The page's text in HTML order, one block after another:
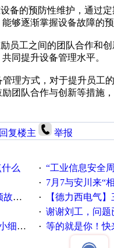
备的预防性维护，通过
够逐渐掌握设备故障的
员工之间的团队合作和
同提升设备管理水平。
理方式，对于提升员工
团队合作与创新等措施
回复楼主 举报
么 · “工业信息安全周之我见”
· 7月7与安川来“
的！ · 【德力西电气】三
· 谢谢刘工，问题
公告 · 等的就是你！快来